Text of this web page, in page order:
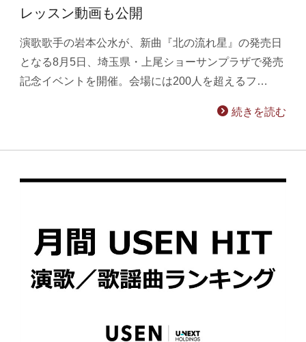
レッスン動画も公開
演歌歌手の岩本公水が、新曲『北の流れ星』の発売日
となる8月5日、埼玉県・上尾ショーサンプラザで発売
記念イベントを開催。会場には200人を超えるフ…
続きを読む